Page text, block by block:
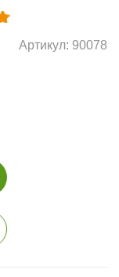
Артикул: 90078